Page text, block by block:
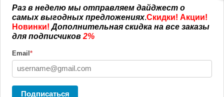
КАТАЛОГ СУВЕНИРОВ
Нанесение логотипа
Рекламная полиграфия
Оплата и доставка
УСЛОВИЯ И ГАРАНТИИ
Наши работы
Новости
Обратная связь
Раз в неделю мы отправляем дайджест о
самых выгодных предложениях.Скидки! Акции!
Новинки!Дополнительная скидка на все заказы
для подписчиков 2%
Email*
Подписаться